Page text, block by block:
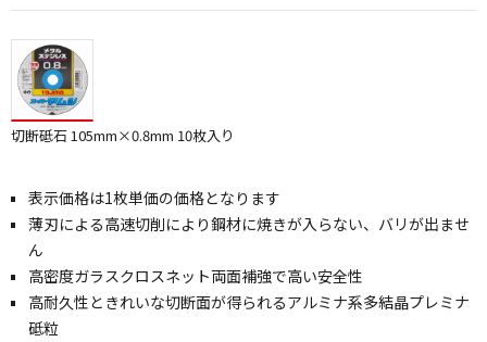
切断砥石 105mm×0.8mm 10枚入り
表示価格は1枚単価の価格となります
薄刃による高速切削により鋼材に焼きが入らない、バリが出ませ
ん
高密度ガラスクロスネット両面補強で高い安全性
高耐久性ときれいな切断面が得られるアルミナ系多結晶プレミナ
砥粒